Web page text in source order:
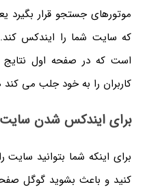
موتورهای جستجو قرار بگیرد
که سایت شما را ایندکس
است که در صفحه اول نتایج
کاربران را به خود جلب می
برای ایندکس شدن سایت
برای اینکه شما بتوانید
کنید و باعث بشوید گوگل